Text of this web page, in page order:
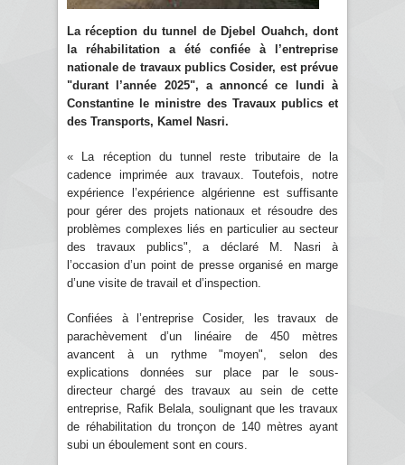
La réception du tunnel de Djebel Ouahch, dont
la réhabilitation a été confiée à l’entreprise
nationale de travaux publics Cosider, est prévue
"durant l’année 2025", a annoncé ce lundi à
Constantine le ministre des Travaux publics et
des Transports, Kamel Nasri.
« La réception du tunnel reste tributaire de la
cadence imprimée aux travaux. Toutefois, notre
expérience l’expérience algérienne est suffisante
pour gérer des projets nationaux et résoudre des
problèmes complexes liés en particulier au secteur
des travaux publics", a déclaré M. Nasri à
l’occasion d’un point de presse organisé en marge
d’une visite de travail et d’inspection.
Confiées à l’entreprise Cosider, les travaux de
parachèvement d’un linéaire de 450 mètres
avancent à un rythme "moyen", selon des
explications données sur place par le sous-
directeur chargé des travaux au sein de cette
entreprise, Rafik Belala, soulignant que les travaux
de réhabilitation du tronçon de 140 mètres ayant
subi un éboulement sont en cours.